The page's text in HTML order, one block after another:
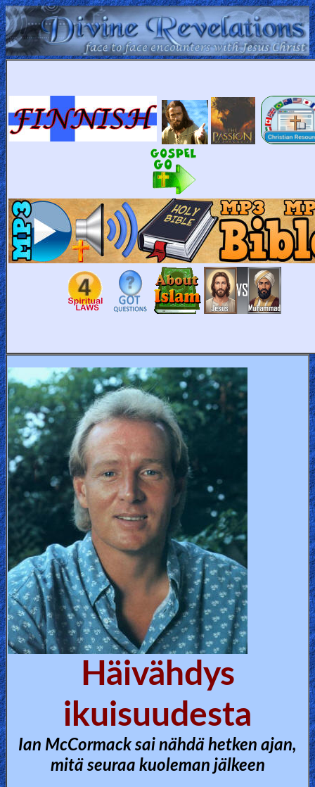
Mobile
Home: Original Style
Site
🎞
Christian
Netflix
Jewish
Stories
🎞
X-
Witch
🎞
X-
Muslim
MP3
Bible
🎞
Bible
Gospel
Videos
Häivähdys
ikuisuudesta
Ian McCormack sai nähdä hetken ajan,
mitä seuraa kuoleman jälkeen